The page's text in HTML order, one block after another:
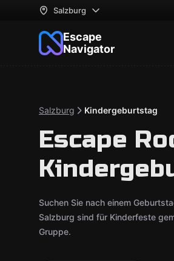
Salzburg
Escape
Navigator
Salzburg Kindergeburtstag
Escape
Suchen Sie nach einem
Salzburg sind für Kinderfeste
Gruppe.